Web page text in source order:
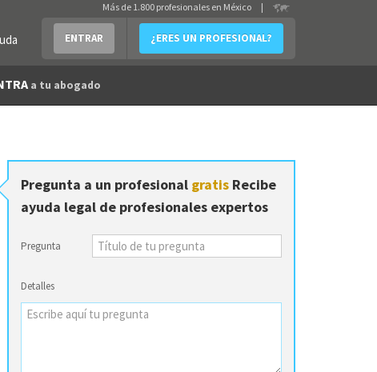
ENTRAR ¿ERES UN PROFESIONAL?
Más de 1.800 profesionales en México |
a tu abogado
Pregunta a un profesional gratis Recibe
ayuda legal de profesionales expertos
Pregunta
Detalles